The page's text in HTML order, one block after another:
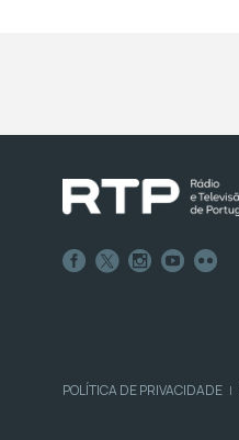
POLÍTICA DE PRIVACIDADE |